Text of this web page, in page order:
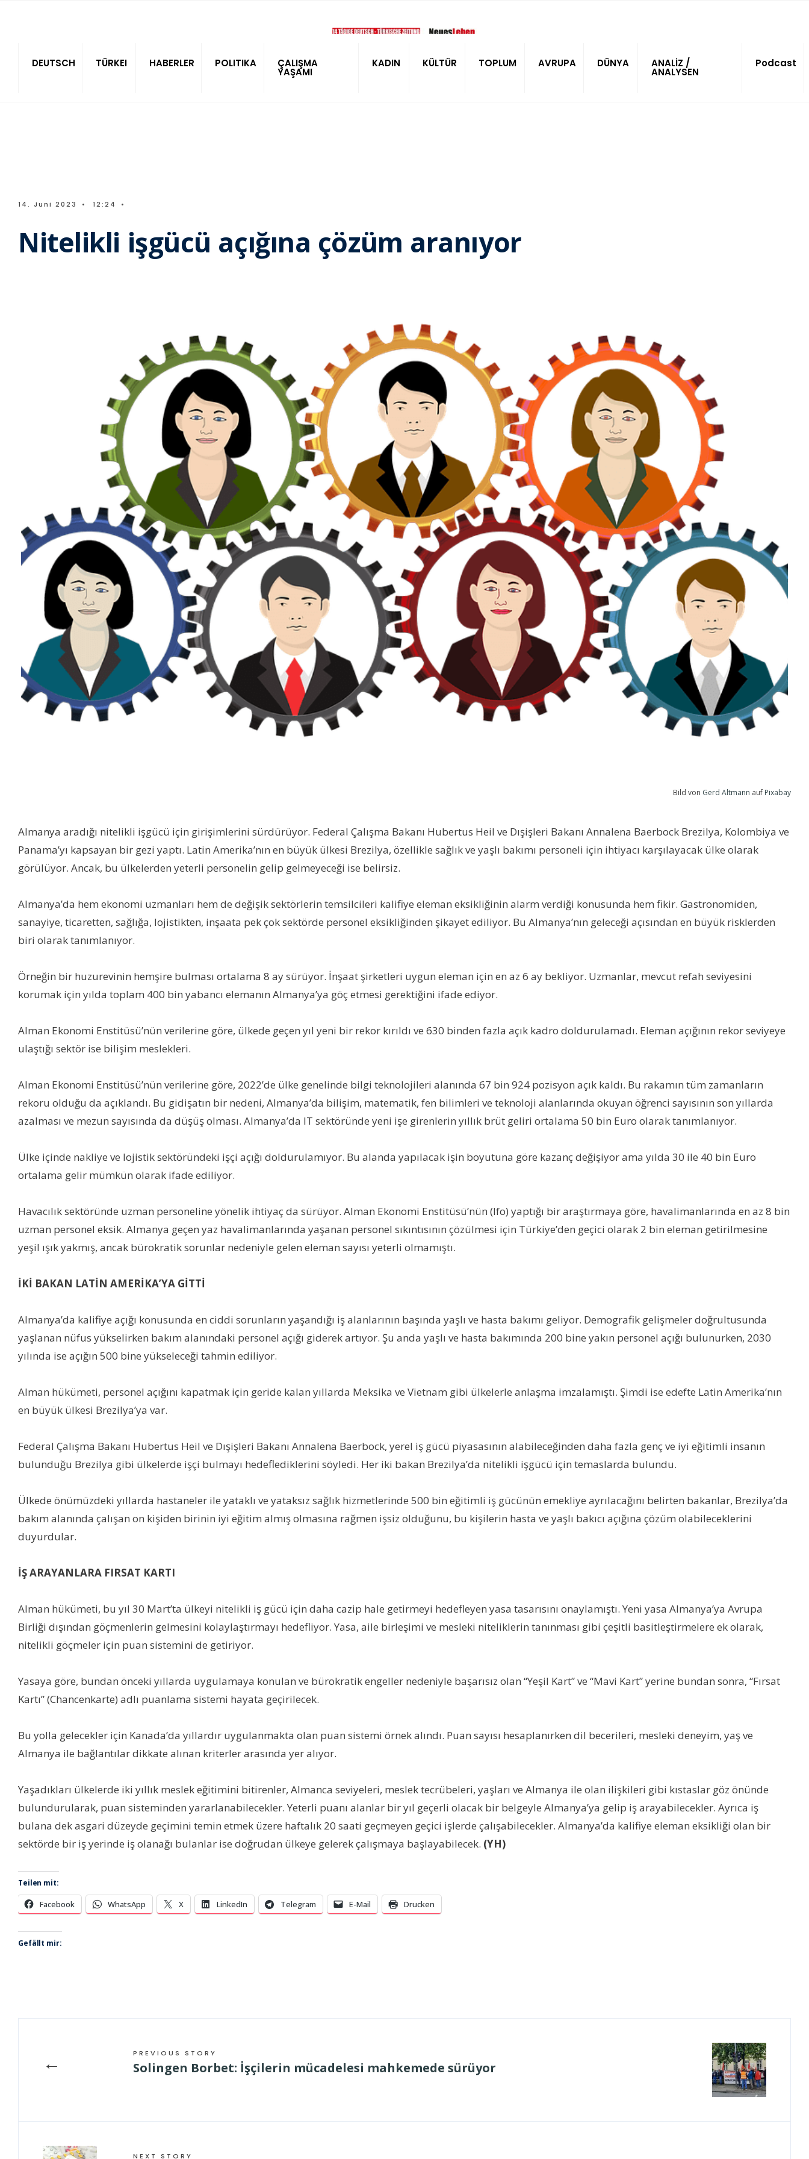
DEUTSCH TÜRKEI HABERLER POLITIKA ÇALIŞMA
YAŞAMI
KADIN KÜLTÜR TOPLUM AVRUPA DÜNYA ANALİZ /
ANALYSEN
Podcast
14. Juni 2023 • 12:24 •
Nitelikli işgücü açığına çözüm aranıyor
Bild von Gerd Altmann auf Pixabay
Almanya aradığı nitelikli işgücü için girişimlerini sürdürüyor. Federal Çalışma Bakanı Hubertus Heil ve Dışişleri Bakanı Annalena Baerbock Brezilya, Kolombiya ve
Panama’yı kapsayan bir gezi yaptı. Latin Amerika’nın en büyük ülkesi Brezilya, özellikle sağlık ve yaşlı bakımı personeli için ihtiyacı karşılayacak ülke olarak
görülüyor. Ancak, bu ülkelerden yeterli personelin gelip gelmeyeceği ise belirsiz.
Almanya’da hem ekonomi uzmanları hem de değişik sektörlerin temsilcileri kalifiye eleman eksikliğinin alarm verdiği konusunda hem fikir. Gastronomiden,
sanayiye, ticaretten, sağlığa, lojistikten, inşaata pek çok sektörde personel eksikliğinden şikayet ediliyor. Bu Almanya’nın geleceği açısından en büyük risklerden
biri olarak tanımlanıyor.
Örneğin bir huzurevinin hemşire bulması ortalama 8 ay sürüyor. İnşaat şirketleri uygun eleman için en az 6 ay bekliyor. Uzmanlar, mevcut refah seviyesini
korumak için yılda toplam 400 bin yabancı elemanın Almanya’ya göç etmesi gerektiğini ifade ediyor.
Alman Ekonomi Enstitüsü’nün verilerine göre, ülkede geçen yıl yeni bir rekor kırıldı ve 630 binden fazla açık kadro doldurulamadı. Eleman açığının rekor seviyeye
ulaştığı sektör ise bilişim meslekleri.
Alman Ekonomi Enstitüsü’nün verilerine göre, 2022’de ülke genelinde bilgi teknolojileri alanında 67 bin 924 pozisyon açık kaldı. Bu rakamın tüm zamanların
rekoru olduğu da açıklandı. Bu gidişatın bir nedeni, Almanya’da bilişim, matematik, fen bilimleri ve teknoloji alanlarında okuyan öğrenci sayısının son yıllarda
azalması ve mezun sayısında da düşüş olması. Almanya’da IT sektöründe yeni işe girenlerin yıllık brüt geliri ortalama 50 bin Euro olarak tanımlanıyor.
Ülke içinde nakliye ve lojistik sektöründeki işçi açığı doldurulamıyor. Bu alanda yapılacak işin boyutuna göre kazanç değişiyor ama yılda 30 ile 40 bin Euro
ortalama gelir mümkün olarak ifade ediliyor.
Havacılık sektöründe uzman personeline yönelik ihtiyaç da sürüyor. Alman Ekonomi Enstitüsü’nün (Ifo) yaptığı bir araştırmaya göre, havalimanlarında en az 8 bin
uzman personel eksik. Almanya geçen yaz havalimanlarında yaşanan personel sıkıntısının çözülmesi için Türkiye’den geçici olarak 2 bin eleman getirilmesine
yeşil ışık yakmış, ancak bürokratik sorunlar nedeniyle gelen eleman sayısı yeterli olmamıştı.
İKİ BAKAN LATİN AMERİKA’YA GİTTİ
Almanya’da kalifiye açığı konusunda en ciddi sorunların yaşandığı iş alanlarının başında yaşlı ve hasta bakımı geliyor. Demografik gelişmeler doğrultusunda
yaşlanan nüfus yükselirken bakım alanındaki personel açığı giderek artıyor. Şu anda yaşlı ve hasta bakımında 200 bine yakın personel açığı bulunurken, 2030
yılında ise açığın 500 bine yükseleceği tahmin ediliyor.
Alman hükümeti, personel açığını kapatmak için geride kalan yıllarda Meksika ve Vietnam gibi ülkelerle anlaşma imzalamıştı. Şimdi ise edefte Latin Amerika’nın
en büyük ülkesi Brezilya’ya var.
Federal Çalışma Bakanı Hubertus Heil ve Dışişleri Bakanı Annalena Baerbock, yerel iş gücü piyasasının alabileceğinden daha fazla genç ve iyi eğitimli insanın
bulunduğu Brezilya gibi ülkelerde işçi bulmayı hedeflediklerini söyledi. Her iki bakan Brezilya’da nitelikli işgücü için temaslarda bulundu.
Ülkede önümüzdeki yıllarda hastaneler ile yataklı ve yataksız sağlık hizmetlerinde 500 bin eğitimli iş gücünün emekliye ayrılacağını belirten bakanlar, Brezilya’da
bakım alanında çalışan on kişiden birinin iyi eğitim almış olmasına rağmen işsiz olduğunu, bu kişilerin hasta ve yaşlı bakıcı açığına çözüm olabileceklerini
duyurdular.
İŞ ARAYANLARA FIRSAT KARTI
Alman hükümeti, bu yıl 30 Mart’ta ülkeyi nitelikli iş gücü için daha cazip hale getirmeyi hedefleyen yasa tasarısını onaylamıştı. Yeni yasa Almanya’ya Avrupa
Birliği dışından göçmenlerin gelmesini kolaylaştırmayı hedefliyor. Yasa, aile birleşimi ve mesleki niteliklerin tanınması gibi çeşitli basitleştirmelere ek olarak,
nitelikli göçmeler için puan sistemini de getiriyor.
Yasaya göre, bundan önceki yıllarda uygulamaya konulan ve bürokratik engeller nedeniyle başarısız olan “Yeşil Kart” ve “Mavi Kart” yerine bundan sonra, “Fırsat
Kartı” (Chancenkarte) adlı puanlama sistemi hayata geçirilecek.
Bu yolla gelecekler için Kanada’da yıllardır uygulanmakta olan puan sistemi örnek alındı. Puan sayısı hesaplanırken dil becerileri, mesleki deneyim, yaş ve
Almanya ile bağlantılar dikkate alınan kriterler arasında yer alıyor.
Yaşadıkları ülkelerde iki yıllık meslek eğitimini bitirenler, Almanca seviyeleri, meslek tecrübeleri, yaşları ve Almanya ile olan ilişkileri gibi kıstaslar göz önünde
bulundurularak, puan sisteminden yararlanabilecekler. Yeterli puanı alanlar bir yıl geçerli olacak bir belgeyle Almanya’ya gelip iş arayabilecekler. Ayrıca iş
bulana dek asgari düzeyde geçimini temin etmek üzere haftalık 20 saati geçmeyen geçici işlerde çalışabilecekler. Almanya’da kalifiye eleman eksikliği olan bir
sektörde bir iş yerinde iş olanağı bulanlar ise doğrudan ülkeye gelerek çalışmaya başlayabilecek. (YH)
Teilen mit:
Facebook WhatsApp X LinkedIn Telegram E-Mail Drucken
Gefällt mir:
← PREVIOUS STORY
Solingen Borbet: İşçilerin mücadelesi mahkemede sürüyor
NEXT STORY